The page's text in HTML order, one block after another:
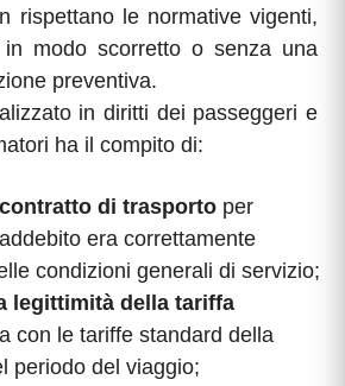
rispettano le normative vigenti,
in modo scorretto o senza una
preventiva.
in diritti dei passeggeri e
ha il compito di:
di trasporto per
era correttamente
condizioni generali di servizio;
legittimità della tariffa
con le tariffe standard della
periodo del viaggio;